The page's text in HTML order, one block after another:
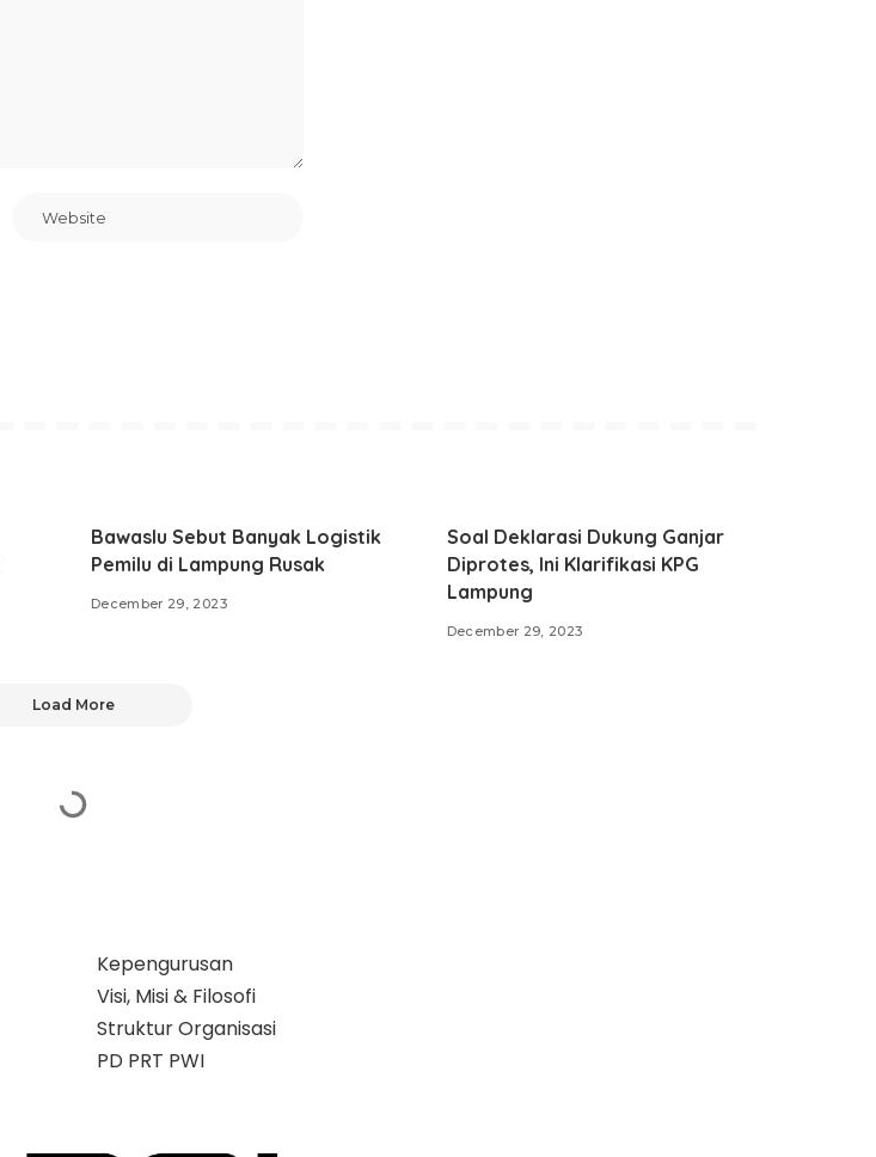
Bawaslu Sebut Banyak Logistik
Pemilu di Lampung Rusak
December 29, 2023
Soal Deklarasi Dukung Ganjar
Diprotes, Ini Klarifikasi KPG
Lampung
December 29, 2023
Load More
Kepengurusan
Visi, Misi & Filosofi
Struktur Organisasi
PD PRT PWI